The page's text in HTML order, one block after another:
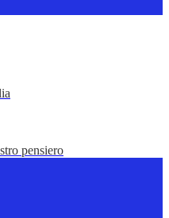
pensiero